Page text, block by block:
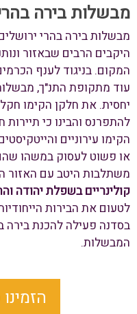
מבשלות בירה
מבשלות בירה בהרי
היקבים הרבים שבאזור
המקום. בניגוד לענף
עוד מתקופת התנ"ך,
יחסית. את חלקן הקימו
להתפרנס והבינו כי
הקימו עירוניים
או פשוט לעסוק במשהו
משתלבות היטב עם האזור
קולינריים בשפלת יהודה
לטעום את הבירות
בסדנה פעילה להכנת
המבשלות.